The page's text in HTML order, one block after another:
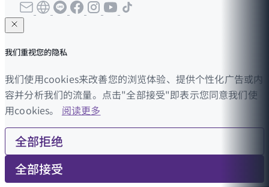
我们重视您的隐私
我们使用cookies来改善您的浏览体验、提供个性化广告或内
容并分析我们的流量。点击"全部接受"即表示您同意我们使
用cookies。 阅读更多
全部拒绝
全部接受